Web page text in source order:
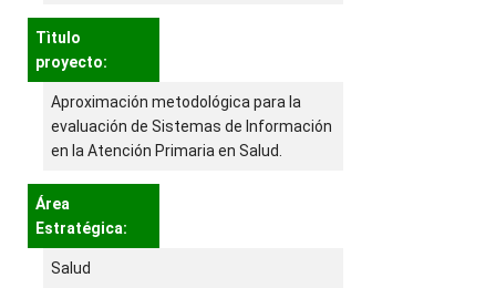
Tìtulo
proyecto:
Aproximación metodológica para la
evaluación de Sistemas de Información
en la Atención Primaria en Salud.
Área
Estratégica:
Salud